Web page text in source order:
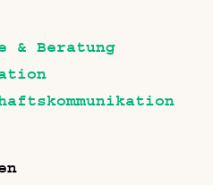
& Beratung